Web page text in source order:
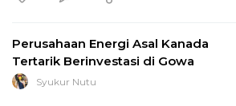
Perusahaan Energi Asal Kanada
Tertarik Berinvestasi di Gowa
Syukur Nutu